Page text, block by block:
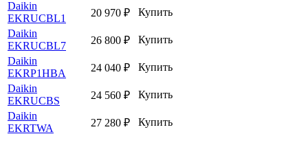
Daikin
EKRUCBL1
20 970 ₽
Купить
Daikin
EKRUCBL7
26 800 ₽
Купить
Daikin
EKRP1HBA
24 040 ₽
Купить
Daikin
EKRUCBS
24 560 ₽
Купить
Daikin
EKRTWA
27 280 ₽ Купить